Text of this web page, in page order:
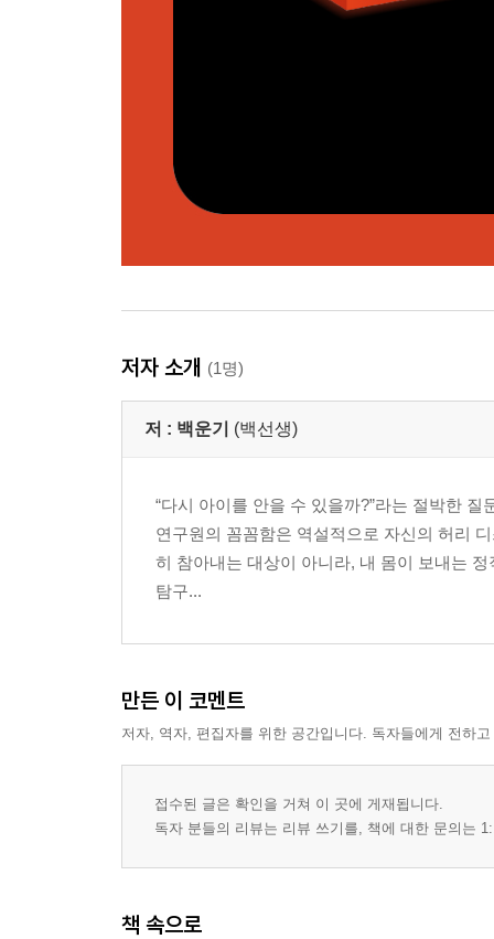
저자 소개 (1명)
저 : 백운기 (백선생)
“다시 아이를 안을 수 있을까?”라는 절박한
연구원의 꼼꼼함은 역설적으로 자신의 허리
히 참아내는 대상이 아니라, 내 몸이 보내는
탐구...
만든 이 코멘트
저자, 역자, 편집자를 위한 공간입니다. 독자들에게 전하
접수된 글은 확인을 거쳐 이 곳에 게재됩니다.
독자 분들의 리뷰는 리뷰 쓰기를, 책에 대한 문의는
책 속으로